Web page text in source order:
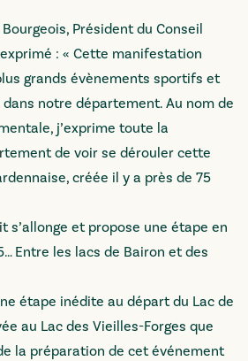
Président du Conseil
: « Cette manifestation
grands évènements sportifs et
notre département. Au nom de
j’exprime toute la
de voir se dérouler cette
créée il y a près de 75
s’allonge et propose une étape en
Entre les lacs de Bairon et des
étape inédite au départ du Lac de
au Lac des Vieilles-Forges que
la préparation de cet événement